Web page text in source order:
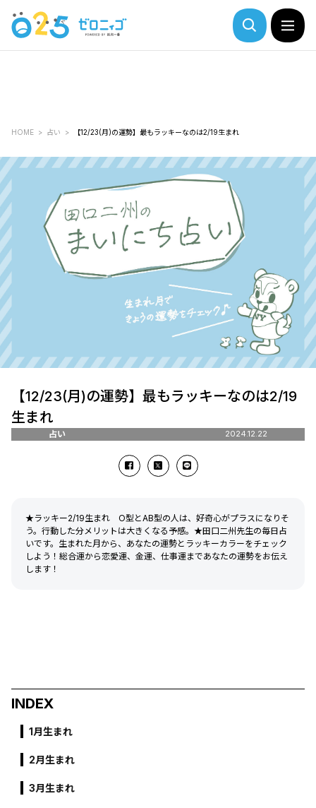
HOME 占い 【12/23(月)の運勢】最もラッキーなのは2/19生まれ
【12/23(月)の運勢】最もラッキーなのは2/19
生まれ
占い 2024.12.22
★ラッキー2/19生まれ O型とAB型の人は、好奇心がプラスになりそ
う。行動した分メリットは大きくなる予感。★田口二州先生の毎日占
いです。生まれた月から、あなたの運勢とラッキーカラーをチェック
しよう！総合運から恋愛運、金運、仕事運まであなたの運勢をお伝え
します！
INDEX
1月生まれ
2月生まれ
3月生まれ